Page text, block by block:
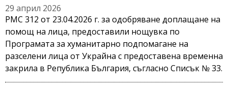
29 април 2026
РМС 312 от 23.04.2026 г. за одобряване доплащане на
помощ на лица, предоставили нощувка по
Програмата за хуманитарно подпомагане на
разселени лица от Украйна с предоставена временна
закрила в Република България, съгласно Списък № 33.